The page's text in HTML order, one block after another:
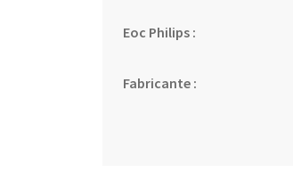
Eoc Philips :
Fabricante :